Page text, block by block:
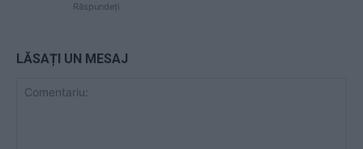
Răspundeți
LĂSAȚI UN MESAJ